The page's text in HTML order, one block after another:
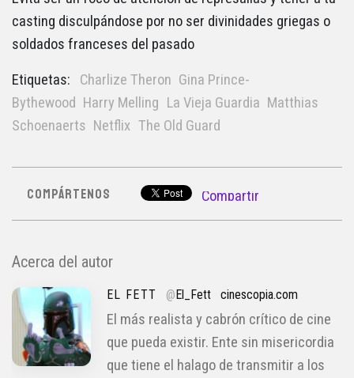
casting disculpándose por no ser divinidades griegas o
soldados franceses del pasado
Etiquetas: Charlize Theron Gina Prince-
Bythewood Harry Melling La Vieja Guardia Matthias
Schoenaerts Netflix The Old Guard
COMPÁRTENOS Compartir
Acerca del autor
EL FETT @El_Fett cinescopia.com
El más realista y cabrón crítico de cine
que pueda existir. Ente sin misericordia
que tiene el halago de transmitir a los